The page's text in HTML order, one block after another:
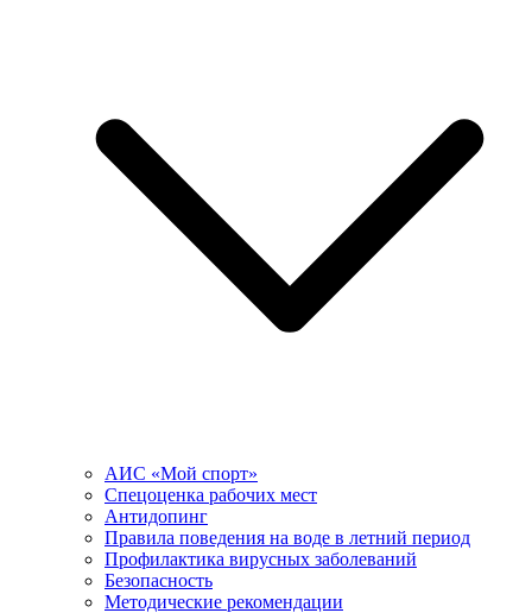
АИС «Мой спорт»
Спецоценка рабочих мест
Антидопинг
Правила поведения на воде в летний период
Профилактика вирусных заболеваний
Безопасность
Методические рекомендации